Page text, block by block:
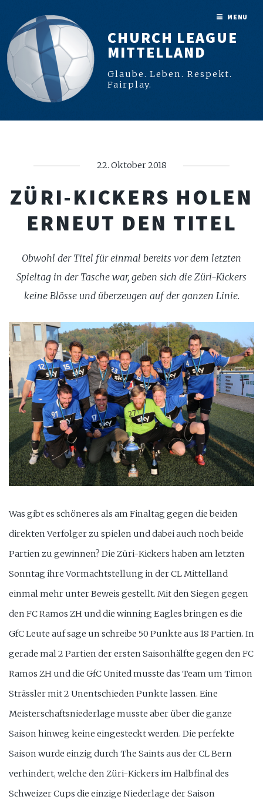
CHURCH LEAGUE
MITTELLAND
Glaube. Leben. Respekt.
Fairplay.
22. Oktober 2018
ZÜRI-KICKERS HOLEN
ERNEUT DEN TITEL
Obwohl der Titel für einmal bereits vor dem letzten
Spieltag in der Tasche war, geben sich die Züri-Kickers
keine Blösse und überzeugen auf der ganzen Linie.
Was gibt es schöneres als am Finaltag gegen die beiden
direkten Verfolger zu spielen und dabei auch noch beide
Partien zu gewinnen? Die Züri-Kickers haben am letzten
Sonntag ihre Vormachtstellung in der CL Mittelland
einmal mehr unter Beweis gestellt. Mit den Siegen gegen
den FC Ramos ZH und die winning Eagles bringen es die
GfC Leute auf sage un schreibe 50 Punkte aus 18 Partien. In
gerade mal 2 Partien der ersten Saisonhälfte gegen den FC
Ramos ZH und die GfC United musste das Team um Timon
Strässler mit 2 Unentschieden Punkte lassen. Eine
Meisterschaftsniederlage musste aber über die ganze
Saison hinweg keine eingesteckt werden. Die perfekte
Saison wurde einzig durch The Saints aus der CL Bern
verhindert, welche den Züri-Kickers im Halbfinal des
Schweizer Cups die einzige Niederlage der Saison
MENU